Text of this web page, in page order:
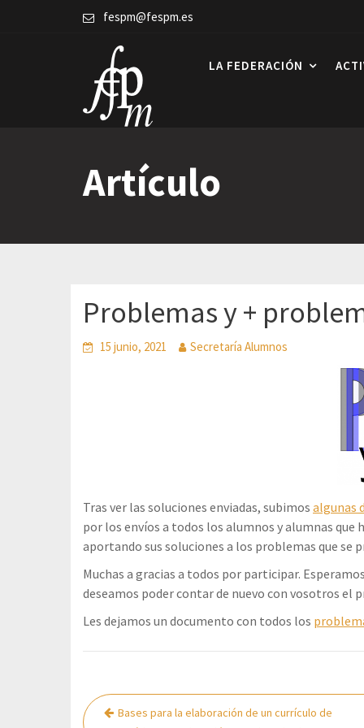
fespm@fespm.es
LA FEDERACIÓN
Artículo
Problemas y +
15 junio, 2021 Secretaría Alumnos
Tras ver las soluciones enviadas, subimos algunas
por los envíos a todos los alumnos y alumnas
aportando sus soluciones a los problemas que se
Muchas a gracias a todos por participar.
deseamos poder contar de nuevo con vosotros el
Les dejamos un documento con todos los
Navegación
Bases para la elaboración de un currículo de